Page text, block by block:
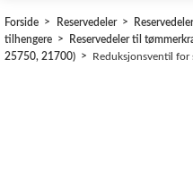
Skogsutstyr
Forside Reservedeler
tilhengere
Reservedeler til
25750, 21700)
Reduksjonsventil for